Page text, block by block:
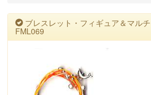
ブレスレット・フィギュア＆マル
FML069